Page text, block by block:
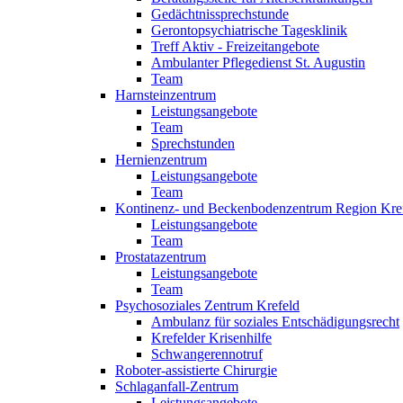
Gedächtnissprechstunde
Gerontopsychiatrische Tagesklinik
Treff Aktiv - Freizeitangebote
Ambulanter Pflegedienst St. Augustin
Team
Harnsteinzentrum
Leistungsangebote
Team
Sprechstunden
Hernienzentrum
Leistungsangebote
Team
Kontinenz- und Beckenbodenzentrum Region
Leistungsangebote
Team
Prostatazentrum
Leistungsangebote
Team
Psychosoziales Zentrum Krefeld
Ambulanz für soziales Entschädigungsrecht
Krefelder Krisenhilfe
Schwangerennotruf
Roboter-assistierte Chirurgie
Schlaganfall-Zentrum